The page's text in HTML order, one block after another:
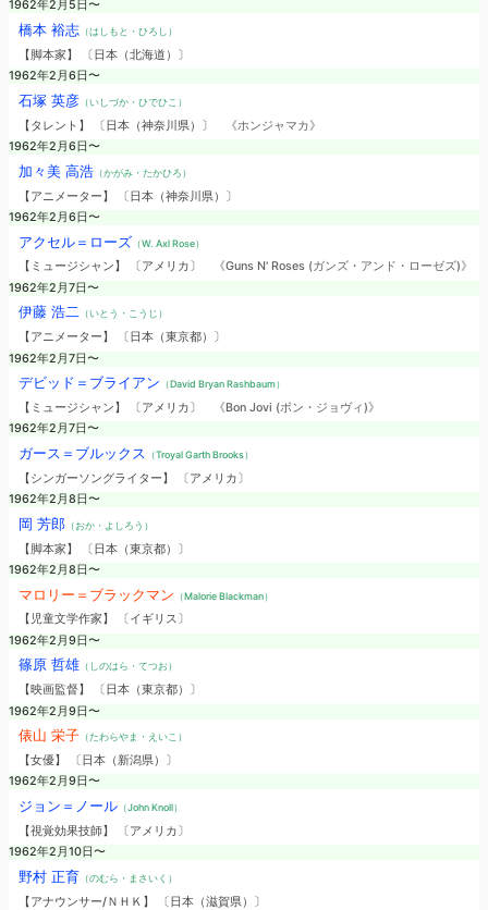
1962年2月5日〜
橋本 裕志（はしもと・ひろし）
【脚本家】 〔日本（北海道）〕
1962年2月6日〜
石塚 英彦（いしづか・ひでひこ）
【タレント】 〔日本（神奈川県）〕
《ホンジャマカ》
1962年2月6日〜
加々美 高浩（かがみ・たかひろ）
【アニメーター】 〔日本（神奈川県）〕
1962年2月6日〜
アクセル＝ローズ （W. Axl Rose）
【ミュージシャン】 〔アメリカ〕
《Guns N' Roses (ガンズ・アンド・ローゼズ)》
1962年2月7日〜
伊藤 浩二（いとう・こうじ）
【アニメーター】 〔日本（東京都）〕
1962年2月7日〜
デビッド＝ブライアン （David Bryan Rashbaum）
【ミュージシャン】 〔アメリカ〕
《Bon Jovi (ボン・ジョヴィ)》
1962年2月7日〜
ガース＝ブルックス （Troyal Garth Brooks）
【シンガーソングライター】 〔アメリカ〕
1962年2月8日〜
岡 芳郎（おか・よしろう）
【脚本家】 〔日本（東京都）〕
1962年2月8日〜
マロリー＝ブラックマン （Malorie Blackman）
【児童文学作家】 〔イギリス〕
1962年2月9日〜
篠原 哲雄（しのはら・てつお）
【映画監督】 〔日本（東京都）〕
1962年2月9日〜
俵山 栄子（たわらやま・えいこ）
【女優】 〔日本（新潟県）〕
1962年2月9日〜
ジョン＝ノール（John Knoll）
【視覚効果技師】 〔アメリカ〕
1962年2月10日〜
野村 正育 （のむら・まさいく）
【アナウンサー/ＮＨＫ】 〔日本（滋賀県）〕